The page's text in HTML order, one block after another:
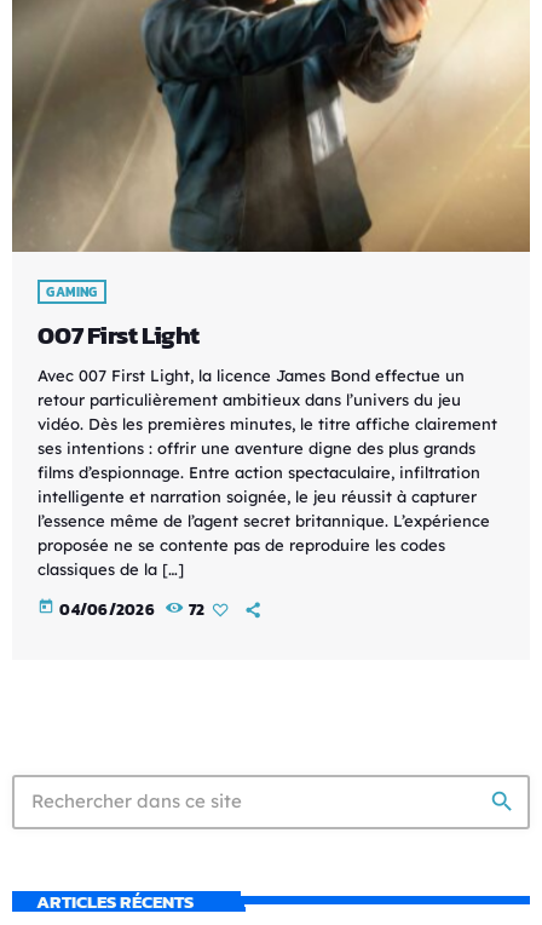
GAMING
007 First Light
Avec 007 First Light, la licence James Bond effectue un
retour particulièrement ambitieux dans l’univers du jeu
vidéo. Dès les premières minutes, le titre affiche clairement
ses intentions : offrir une aventure digne des plus grands
films d’espionnage. Entre action spectaculaire, infiltration
intelligente et narration soignée, le jeu réussit à capturer
l’essence même de l’agent secret britannique. L’expérience
proposée ne se contente pas de reproduire les codes
classiques de la […]
today 04/06/2026 72
search
ARTICLES RÉCENTS